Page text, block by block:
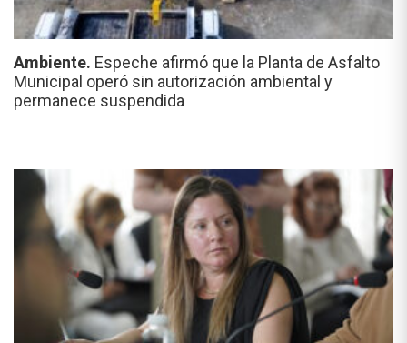
Ambiente. Espeche afirmó que la Planta de Asfalto
Municipal operó sin autorización ambiental y
permanece suspendida